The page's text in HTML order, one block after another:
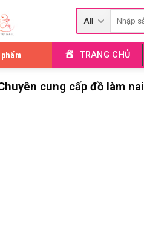
Tìm
TRANG CHỦ
cung cấp đồ làm nail